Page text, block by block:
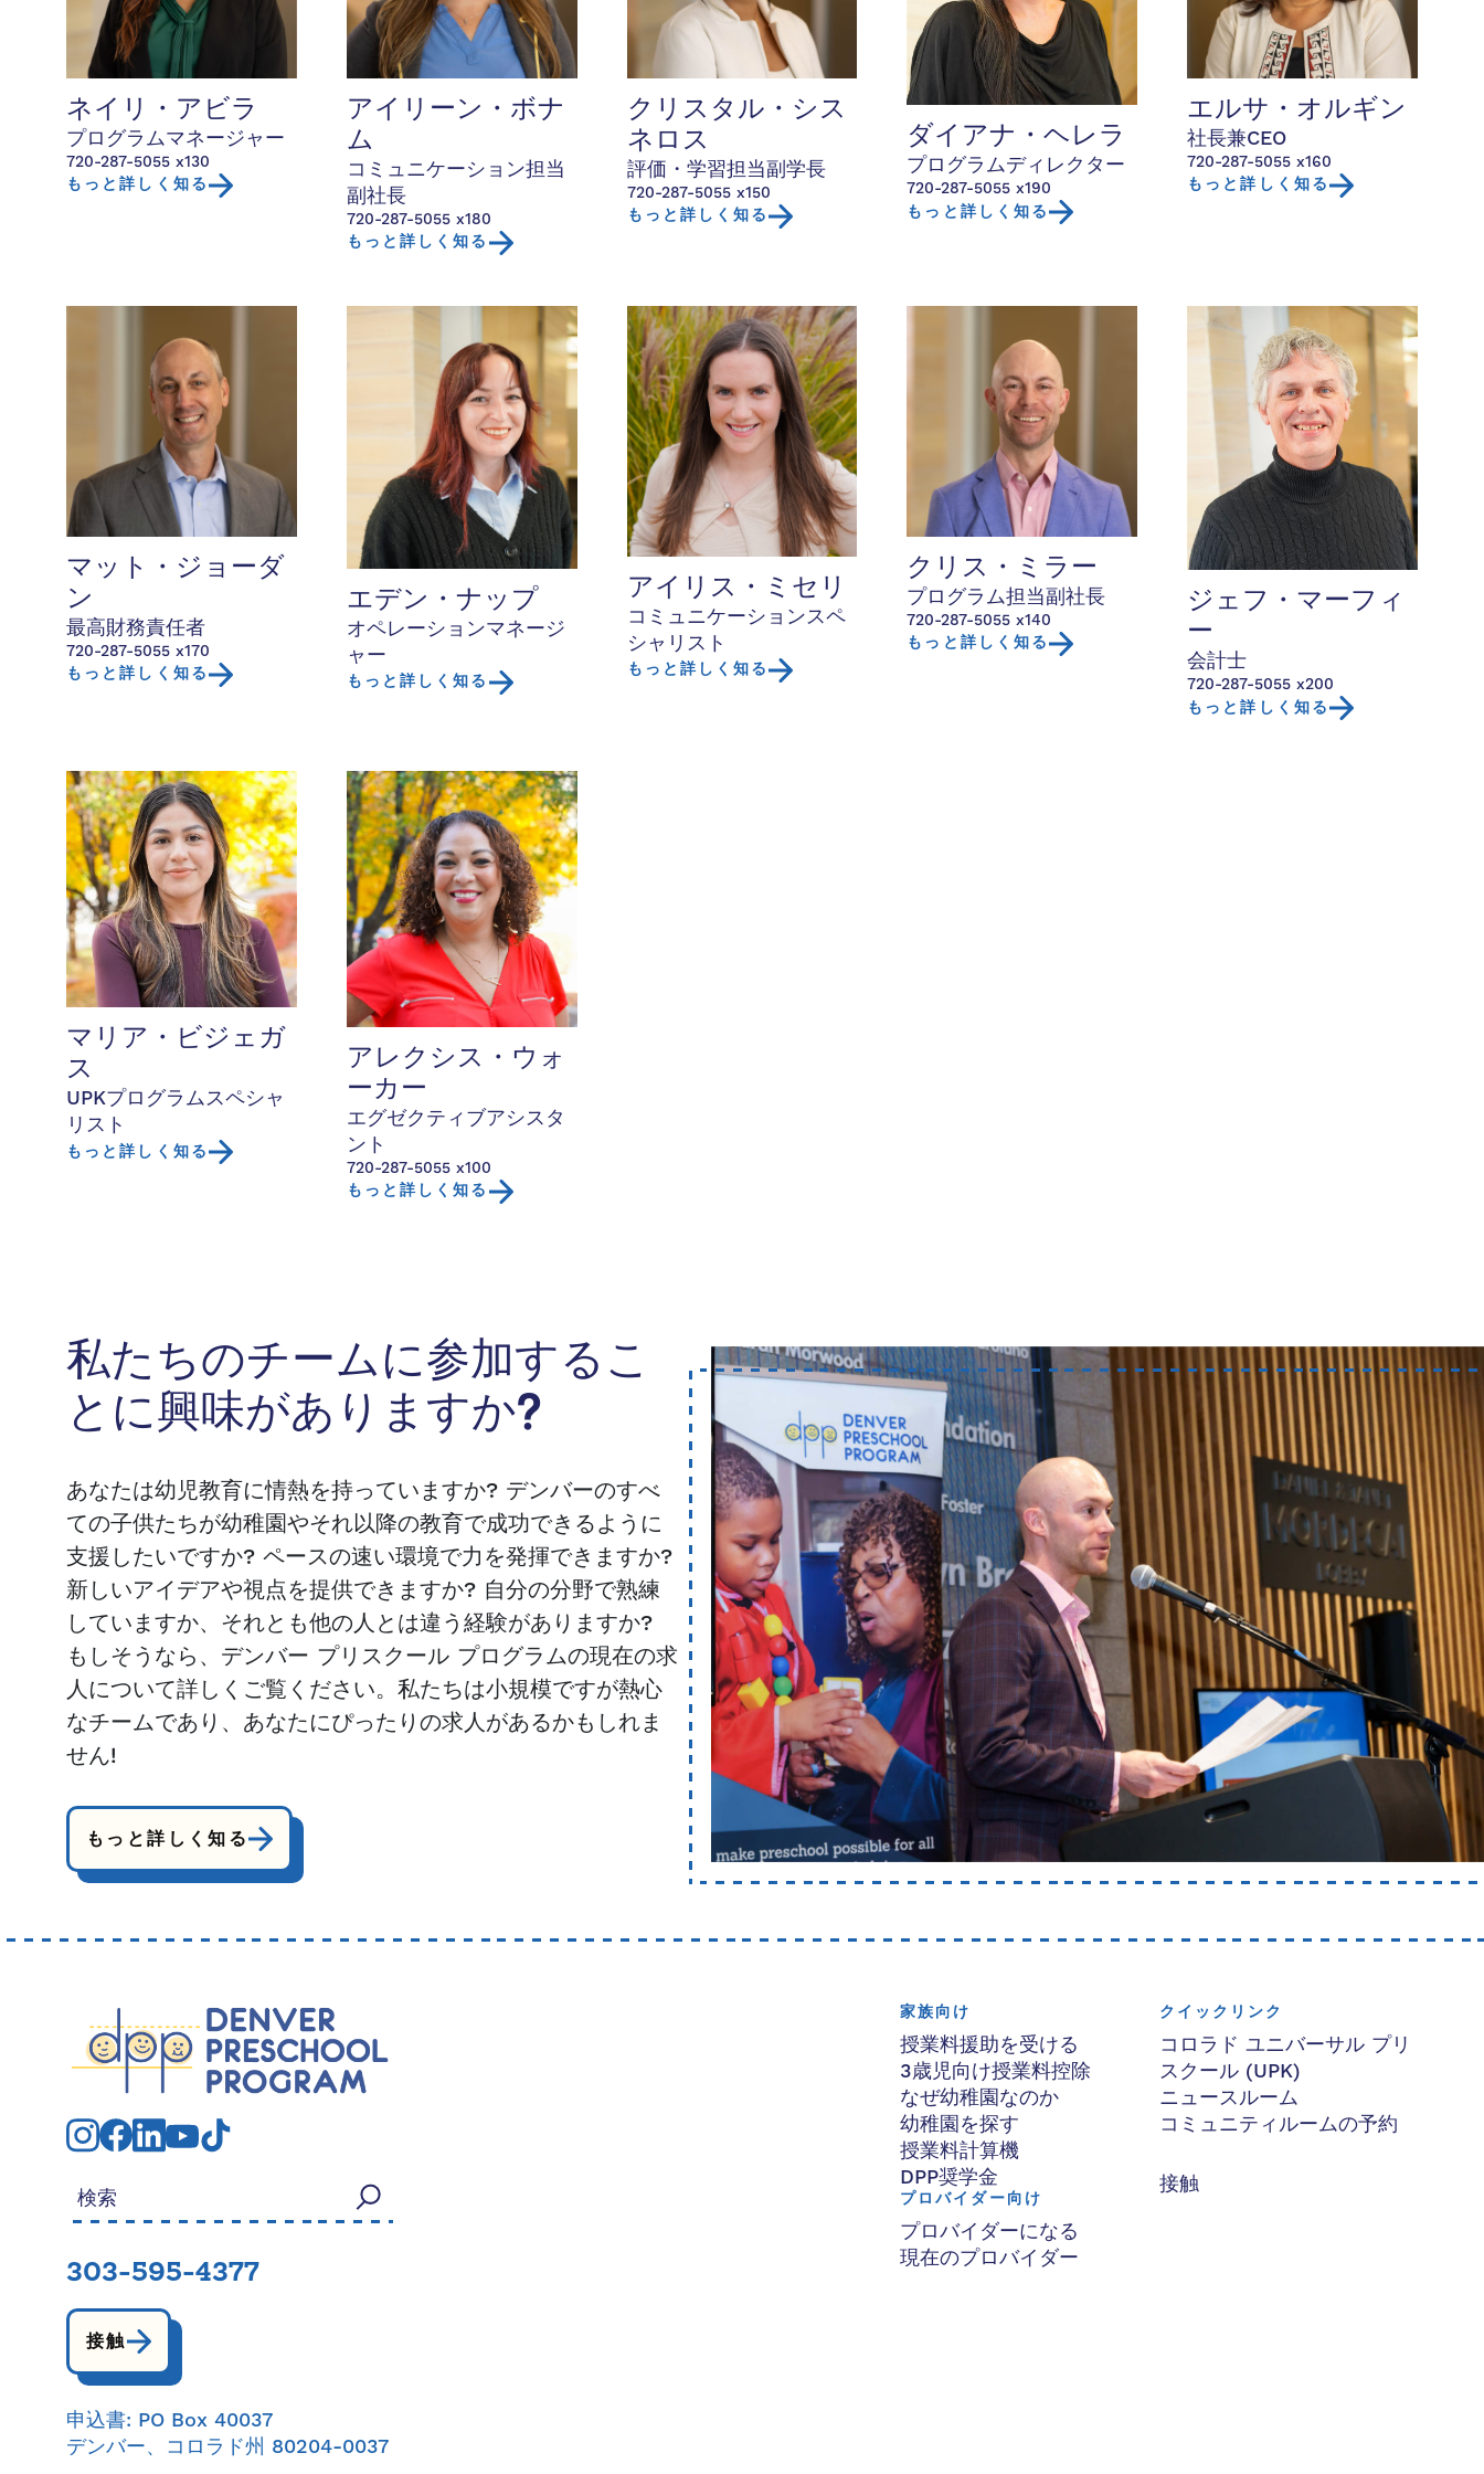
ネイリ・アビラ
プログラムマネージャー
720-287-5055 x130
もっと詳しく知る
アイリーン・ボナ
ム
コミュニケーション担当
副社長
720-287-5055 x180
もっと詳しく知る
クリスタル・シス
ネロス
評価・学習担当副学長
720-287-5055 x150
もっと詳しく知る
ダイアナ・ヘレラ
プログラムディレクター
720-287-5055 x190
もっと詳しく知る
エルサ・オルギン
社長兼CEO
720-287-5055 x160
もっと詳しく知る
マット・ジョーダ
ン
最高財務責任者
720-287-5055 x170
もっと詳しく知る
エデン・ナップ
オペレーションマネージ
ャー
もっと詳しく知る
アイリス・ミセリ
コミュニケーションスペ
シャリスト
もっと詳しく知る
クリス・ミラー
プログラム担当副社長
720-287-5055 x140
もっと詳しく知る
ジェフ・マーフィ
ー
会計士
720-287-5055 x200
もっと詳しく知る
マリア・ビジェガ
ス
UPKプログラムスペシャ
リスト
もっと詳しく知る
アレクシス・ウォ
ーカー
エグゼクティブアシスタ
ント
720-287-5055 x100
もっと詳しく知る
私たちのチームに参加するこ
とに興味がありますか?
あなたは幼児教育に情熱を持っていますか? デンバーのすべ
ての子供たちが幼稚園やそれ以降の教育で成功できるように
支援したいですか? ペースの速い環境で力を発揮できますか?
新しいアイデアや視点を提供できますか? 自分の分野で熟練
していますか、それとも他の人とは違う経験がありますか?
もしそうなら、デンバー プリスクール プログラムの現在の求
人について詳しくご覧ください。私たちは小規模ですが熱心
なチームであり、あなたにぴったりの求人があるかもしれま
せん!
もっと詳しく知る
検索する：
303-595-4377
接触
申込書: PO Box 40037
デンバー、コロラド州 80204-0037
家族向け
授業料援助を受ける
3歳児向け授業料控除
なぜ幼稚園なのか
幼稚園を探す
授業料計算機
DPP奨学金
プロバイダー向け
プロバイダーになる
現在のプロバイダー
クイックリンク
コロラド ユニバーサル プリ
スクール (UPK)
ニュースルーム
コミュニティルームの予約
接触